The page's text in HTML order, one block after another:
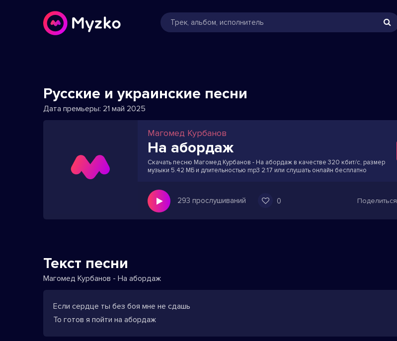
Русские и украинские песни
Дата премьеры: 21 май 2025
Магомед Курбанов
На абордаж
Скачать песню Магомед Курбанов - На абордаж в качестве 320 кбит/с, размер
музыки 5.42 МБ и длительностью mp3 2:17 или слушать онлайн бесплатно
293 прослушиваний 0 Поделиться
Текст песни
Магомед Курбанов - На абордаж
Если сердце ты без боя мне не сдашь
То готов я пойти на абордаж